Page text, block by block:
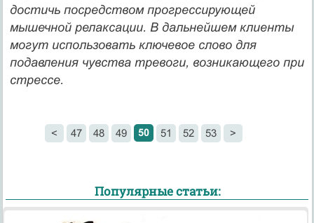
достичь посредством прогрессирующей
мышечной ре­лаксации. В дальнейшем клиенты
могут использовать ключевое слово для
подавления чувства тревоги, возникающего при
стрессе.
< 47 48 49 50 51 52 53 >
Популярные статьи: